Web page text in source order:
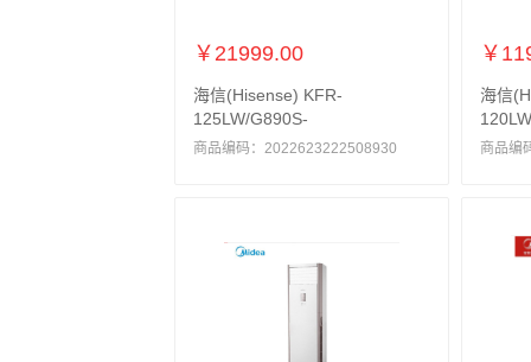
￥21999.00
海信(Hisense) KFR-
125LW/G890S-
商品编码：2022623222508930
￥
海信
商品编